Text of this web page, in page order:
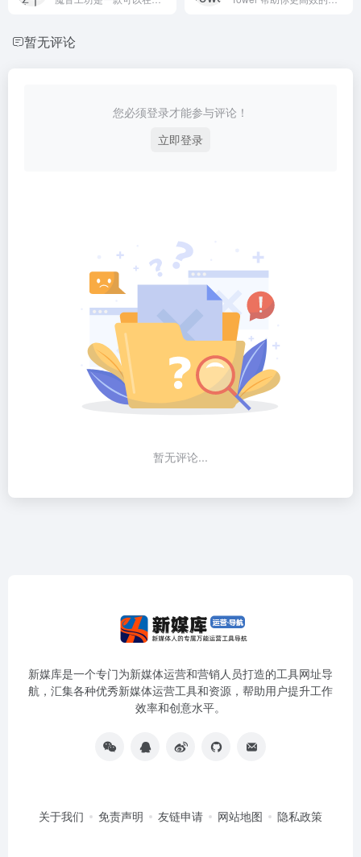
暂无评论
您必须登录才能参与评论！
立即登录
暂无评论...
新媒库是一个专门为新媒体运营和营销人员打造的工具网址导
航，汇集各种优秀新媒体运营工具和资源，帮助用户提升工作
效率和创意水平。
关于我们 免责声明 友链申请 网站地图 隐私政策